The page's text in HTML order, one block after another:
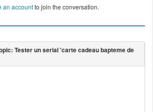
an accountto join the conversation.